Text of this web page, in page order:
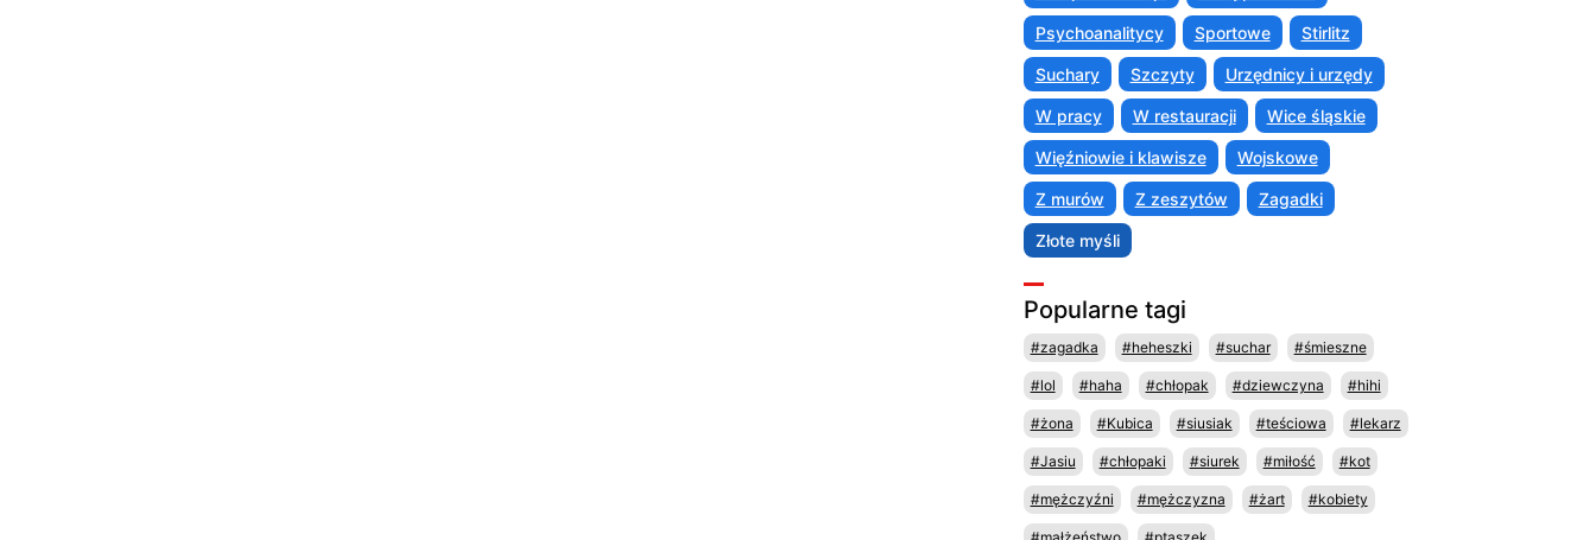
Psychoanalitycy Sportowe Stirlitz
Suchary Szczyty Urzędnicy i urzędy
W pracy W restauracji Wice śląskie
Więźniowie i klawisze Wojskowe
Z murów Z zeszytów Zagadki
Złote myśli
Popularne tagi
#zagadka #heheszki #suchar #śmieszne
#lol #haha #chłopak #dziewczyna #hihi
#żona #Kubica #siusiak #teściowa #lekarz
#Jasiu #chłopaki #siurek #miłość #kot
#mężczyźni #mężczyzna #żart #kobiety